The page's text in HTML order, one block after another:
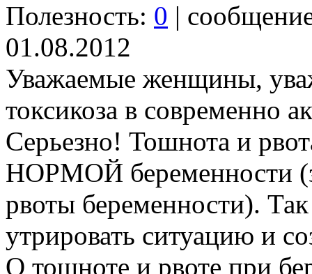
Полезность: 0 |
01.08.2012
Уважаемые женщины,
токсикоза в современно
Серьезно! Тошнота и
НОРМОЙ беременности
рвоты беременности).
утрировать ситуацию и
О тошноте и рвоте при